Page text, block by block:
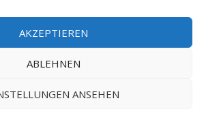
AKZEPTIEREN
ABLEHNEN
ANSEHEN